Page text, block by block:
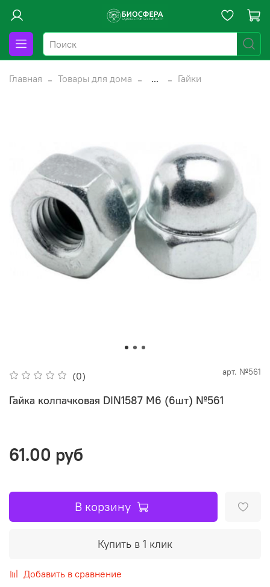
Главная Товары для дома ... Гайки
(0) арт. №561
Гайка колпачковая DIN1587 М6 (6шт) №561
61.00 руб
В корзину
Купить в 1 клик
Добавить в сравнение